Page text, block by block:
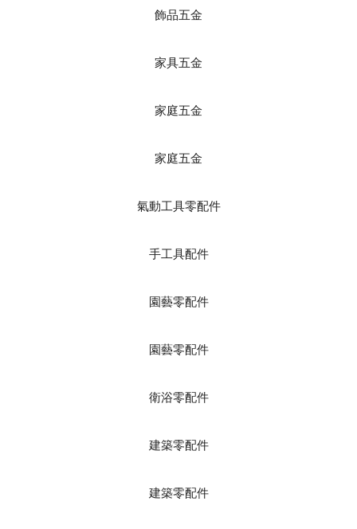
飾品五金
家具五金
家庭五金
家庭五金
氣動工具零配件
手工具配件
園藝零配件
園藝零配件
衛浴零配件
建築零配件
建築零配件